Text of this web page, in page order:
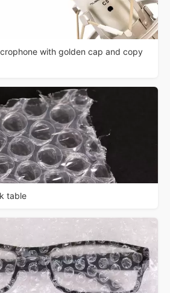
with golden cap and copy
table